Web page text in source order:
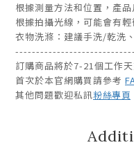
根據測量方法和位置，產
根據拍攝光線，可能會有
衣物洗滌：建議手洗/乾洗
訂購商品將於7-21個工作
首次於本官網購買請參考
其他問題歡迎私訊粉絲專頁